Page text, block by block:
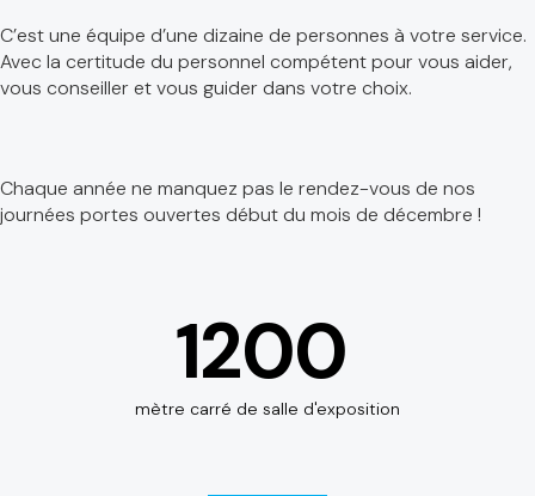
C’est une équipe d’une dizaine de personnes à votre service.
Avec la certitude du personnel compétent pour vous aider,
vous conseiller et vous guider dans votre choix.
Chaque année ne manquez pas le rendez-vous de nos
journées portes ouvertes début du mois de décembre !
1200
mètre carré de salle d'exposition